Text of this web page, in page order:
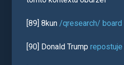
[89] 8kun /qresearch/ board
[90] Donald Trump repostuje